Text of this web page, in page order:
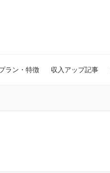
ラン・特徴 収入アップ記事